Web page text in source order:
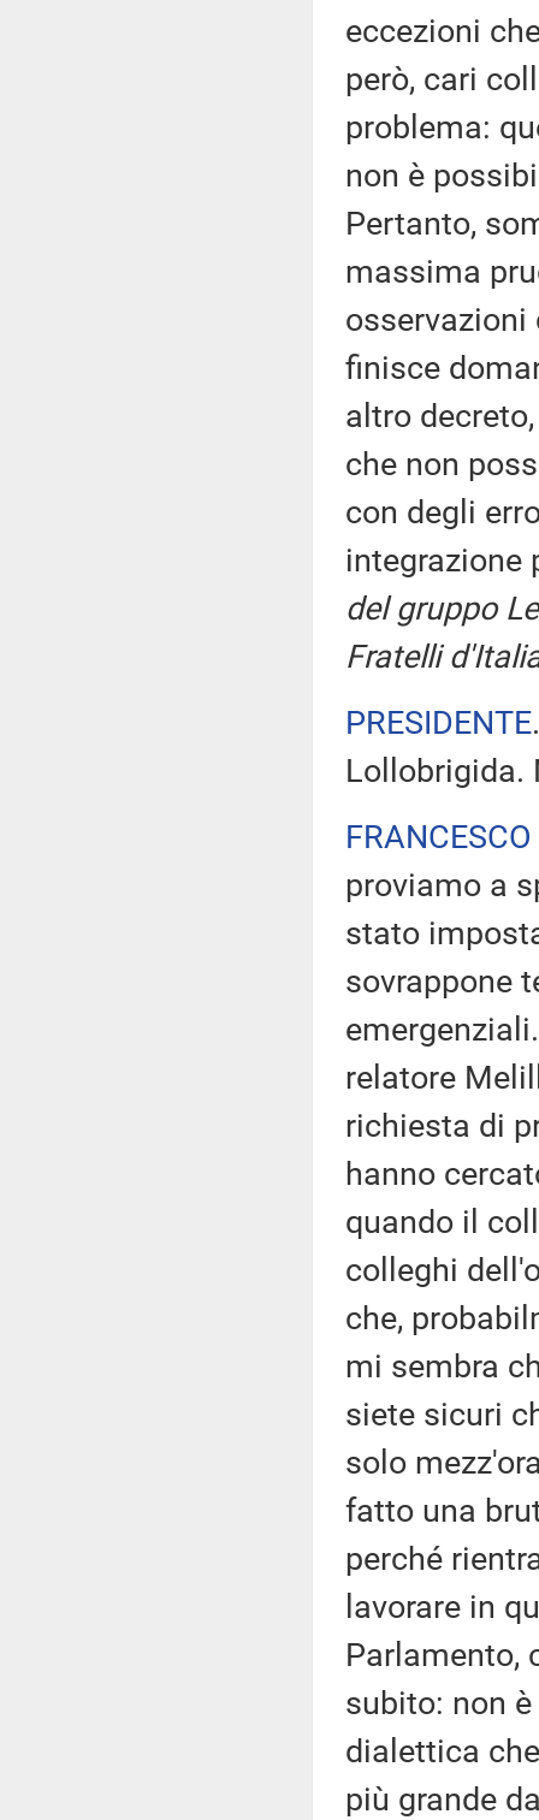
eccezioni
però, cari
problema:
non è
Pertanto,
massima
osservazioni
finisce
altro
che non
con degli
integrazione
del gruppo
Fratelli
PRESIDENTE
Lollobrigida.
proviamo a
stato
sovrappone
relatore
richiesta di
hanno
quando il
colleghi
che,
mi sembra
siete sicuri
solo
fatto una
perché
lavorare in
Parlamento,
subito: non
dialettica
più grande